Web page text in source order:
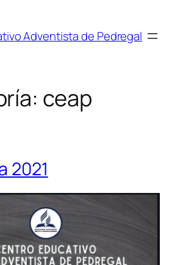
Adventista de Pedregal
ceap
2021